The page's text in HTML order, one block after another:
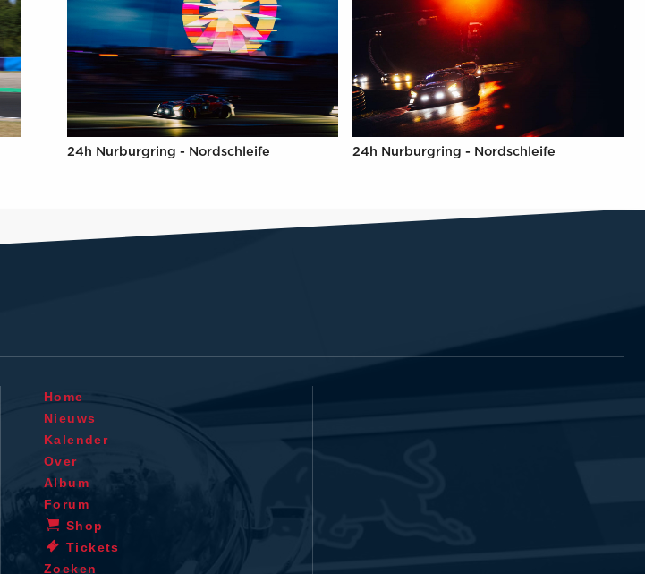
24h Nurburgring - Nordschleife 24h Nurburgring - Nordschleife
Home
Nieuws
Kalender
Over
Album
Forum
Shop
Tickets
Zoeken